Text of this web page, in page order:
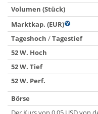
Volumen (Stück)
Marktkap. (EUR)
Tageshoch /Tagestief
52 W. Hoch
52 W. Tief
52 W. Perf.
Börse